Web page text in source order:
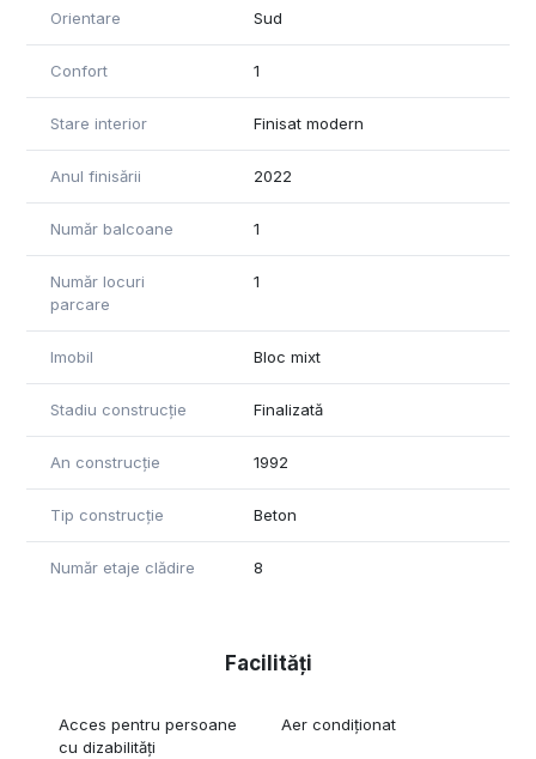
Orientare Sud
Confort 1
Stare interior Finisat modern
Anul finisării 2022
Număr balcoane 1
Număr locuri
parcare
1
Imobil Bloc mixt
Stadiu construcție Finalizată
An construcție 1992
Tip construcție Beton
Număr etaje clădire 8
Facilități
Acces pentru persoane
cu dizabilități
Aer condiționat